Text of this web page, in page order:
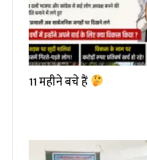
11 महीने बचे हैं